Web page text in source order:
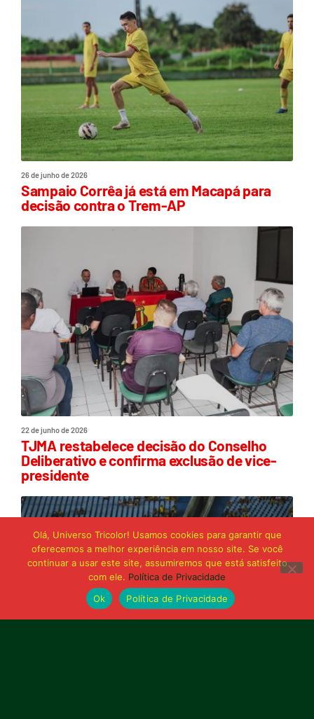
26 de junho de 2026
Sampaio Corrêa já está em Macapá para
decisão contra o Trem-AP
22 de junho de 2026
TJMA restabelece decisão do Conselho
Deliberativo e confirma exclusão de vice-
presidente
Olá, Universo Tricolor! Usamos cookies para garantir que
oferecemos a melhor experiência em nosso site. Se você
continuar a usar este site, assumiremos que está satisfeito
com ele. Política de Privacidade
Ok
Política de Privacidade